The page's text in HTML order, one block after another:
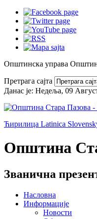
Општинска управа
Претрага сајта
Данас је: Недеља, 09
Ћирилица Latinica
Општина
Званична
Насловна
Информације
Новости